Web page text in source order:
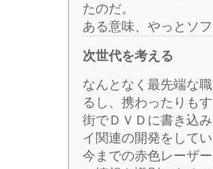
たのだ。
ある意味、やっとソ
次世代を考える
なんとなく最先端な
るし、携わったりもす
街でＤＶＤに書き込
イ関連の開発をしてい
今までの赤色レーザ